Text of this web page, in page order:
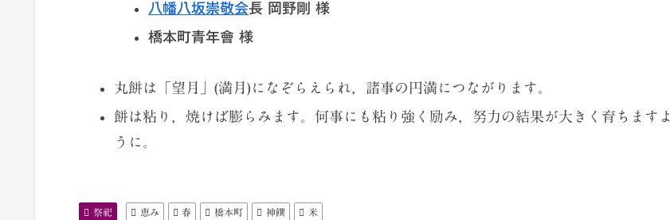
八幡八坂崇敬会長 岡野剛 様
橋本町青年會 様
丸餅は「望月」(満月)になぞらえられ，諸事の円満につながります。
餅は粘り，焼けば膨らみます。何事にも粘り強く励み，努力の結果が大きく育ちますよ
うに。
祭祀 恵み 春 橋本町 神饌 米